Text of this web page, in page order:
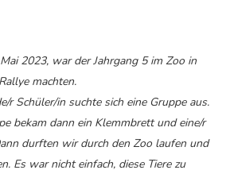
2023, war der Jahrgang 5 im Zoo in
machten.
r Schüler/in suchte sich eine Gruppe aus.
bekam dann ein Klemmbrett und eine/r
durften wir durch den Zoo laufen und
Es war nicht einfach, diese Tiere zu